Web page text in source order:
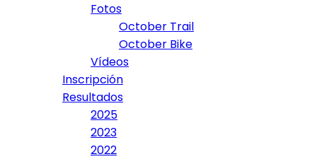
Fotos
October Trail
October Bike
Vídeos
Inscripción
Resultados
2025
2023
2022